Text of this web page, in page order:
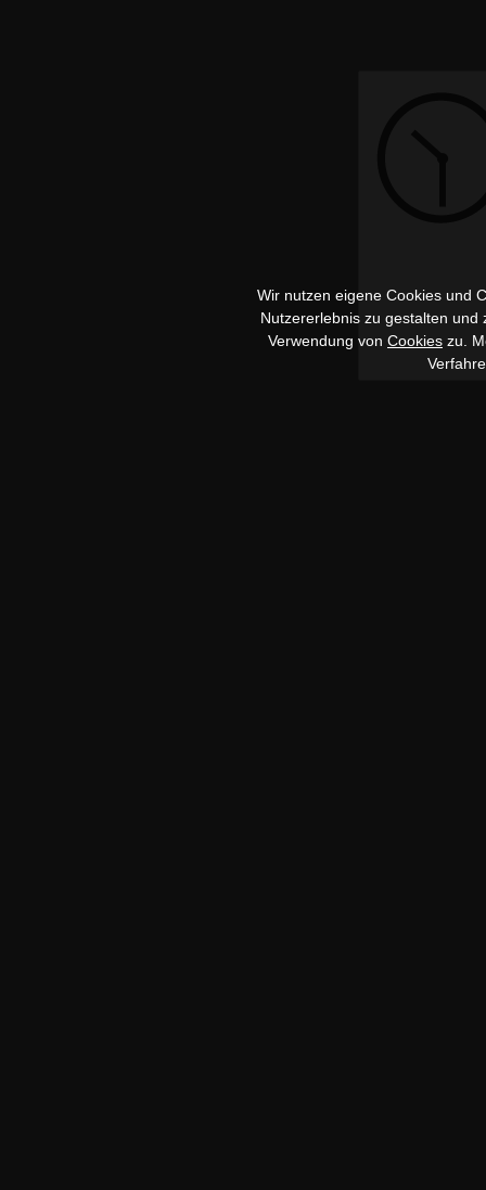
Wir nutzen eigene Cookies und
Nutzererlebnis zu gestalten
Verwendung von Cookies zu.